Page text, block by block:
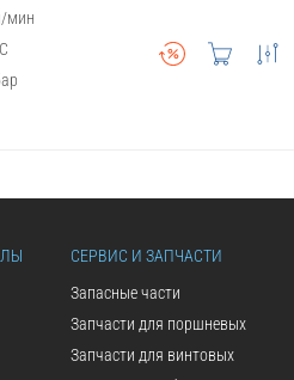
мин
СЕРВИС И ЗАПЧАСТИ
Запасные части
Запчасти для поршневых
Запчасти для винтовых